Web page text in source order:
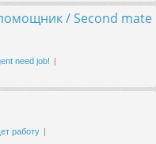
/ Second mate
need job!
работу